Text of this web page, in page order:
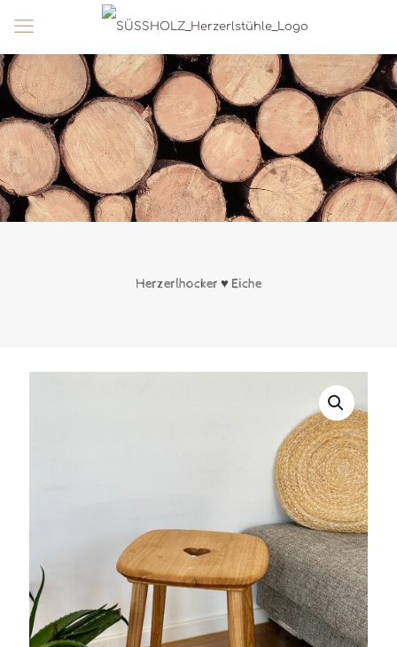
Herzerlhocker ♥ Eiche